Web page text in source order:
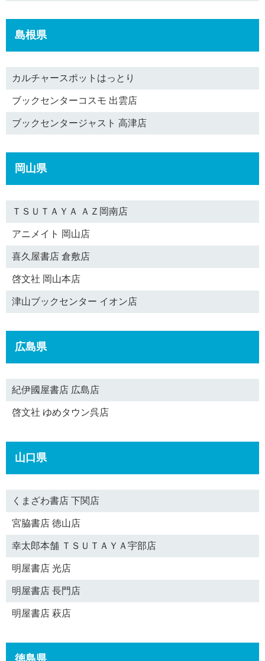
島根県
カルチャースポットはっとり
ブックセンターコスモ 出雲店
ブックセンタージャスト 高津店
岡山県
ＴＳＵＴＡＹＡ ＡＺ岡南店
アニメイト 岡山店
喜久屋書店 倉敷店
啓文社 岡山本店
津山ブックセンター イオン店
広島県
紀伊國屋書店 広島店
啓文社 ゆめタウン呉店
山口県
くまざわ書店 下関店
宮脇書店 徳山店
幸太郎本舗 ＴＳＵＴＡＹＡ宇部店
明屋書店 光店
明屋書店 長門店
明屋書店 萩店